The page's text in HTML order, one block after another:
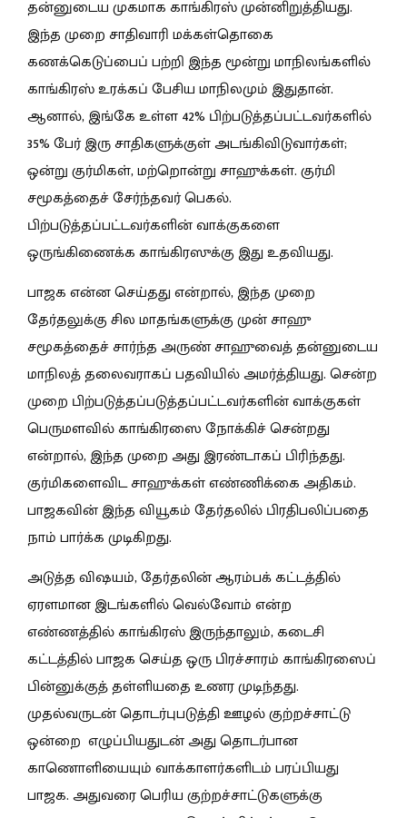
தன்னுடைய முகமாக காங்கிரஸ் முன்னிறுத்தியது.
இந்த முறை சாதிவாரி மக்கள்தொகை
கணக்கெடுப்பைப் பற்றி இந்த மூன்று மாநிலங்களில்
காங்கிரஸ் உரக்கப் பேசிய மாநிலமும் இதுதான்.
ஆனால், இங்கே உள்ள 42% பிற்படுத்தப்பட்டவர்களில்
35% பேர் இரு சாதிகளுக்குள் அடங்கிவிடுவார்கள்;
ஒன்று குர்மிகள், மற்றொன்று சாஹுக்கள். குர்மி
சமூகத்தைச் சேர்ந்தவர் பெகல்.
பிற்படுத்தப்பட்டவர்களின் வாக்குகளை
ஒருங்கிணைக்க காங்கிரஸுக்கு இது உதவியது.
பாஜக என்ன செய்தது என்றால், இந்த முறை
தேர்தலுக்கு சில மாதங்களுக்கு முன் சாஹு
சமூகத்தைச் சார்ந்த அருண் சாஹுவைத் தன்னுடைய
மாநிலத் தலைவராகப் பதவியில் அமர்த்தியது. சென்ற
முறை பிற்படுத்தப்படுத்தப்பட்டவர்களின் வாக்குகள்
பெருமளவில் காங்கிரஸை நோக்கிச் சென்றது
என்றால், இந்த முறை அது இரண்டாகப் பிரிந்தது.
குர்மிகளைவிட சாஹுக்கள் எண்ணிக்கை அதிகம்.
பாஜகவின் இந்த வியூகம் தேர்தலில் பிரதிபலிப்பதை
நாம் பார்க்க முடிகிறது.
அடுத்த விஷயம், தேர்தலின் ஆரம்பக் கட்டத்தில்
ஏரளமான இடங்களில் வெல்வோம் என்ற
எண்ணத்தில் காங்கிரஸ் இருந்தாலும், கடைசி
கட்டத்தில் பாஜக செய்த ஒரு பிரச்சாரம் காங்கிரஸைப்
பின்னுக்குத் தள்ளியதை உணர முடிந்தது.
முதல்வருடன் தொடர்புபடுத்தி ஊழல் குற்றச்சாட்டு
ஒன்றை எழுப்பியதுடன் அது தொடர்பான
காணொளியையும் வாக்காளர்களிடம் பரப்பியது
பாஜக. அதுவரை பெரிய குற்றச்சாட்டுகளுக்கு